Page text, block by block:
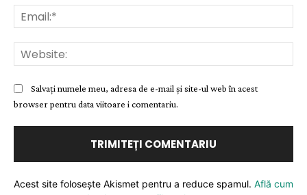
Salvați numele meu, adresa de e-mail și site-ul web în acest
browser pentru data viitoare i comentariu.
Acest site folosește Akismet pentru a reduce spamul. Află cum